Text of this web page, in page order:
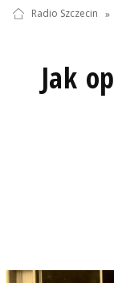
Radio Szczecin »
Jak